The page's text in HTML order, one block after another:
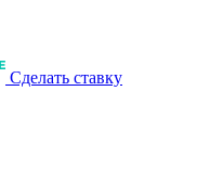
Сделать ставку